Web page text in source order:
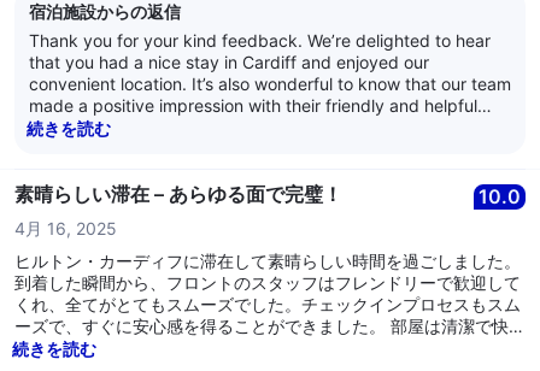
宿泊施設からの返信
Thank you for your kind feedback. We’re delighted to hear
that you had a nice stay in Cardiff and enjoyed our
convenient location. It’s also wonderful to know that our team
made a positive impression with their friendly and helpful
service. We truly appreciate your comments and are very
regards, Ceri - Guest Relations Manager
続きを読む
素晴らしい滞在 – あらゆる面で完璧！ 10.0
4月 16, 2025
ヒルトン・カーディフに滞在して素晴らしい時間を過ごしました。
到着した瞬間から、フロントのスタッフはフレンドリーで歓迎して
くれ、全てがとてもスムーズでした。チェックインプロセスもスム
ーズで、すぐに安心感を得ることができました。 部屋は清潔で快適
で、必要なものは全て揃っていました。市街地の素敵な景色もあ
続きを読む